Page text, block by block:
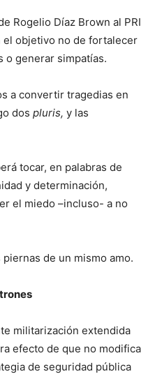
Rogelio Díaz Brown al PRI
el objetivo no de fortalecer
o generar simpatías.
a convertir tragedias en
dos pluris, y las
tocar, en palabras de
y determinación,
el miedo –incluso- a no
de un mismo amo.
militarización extendida
efecto de que no modifica
de seguridad pública